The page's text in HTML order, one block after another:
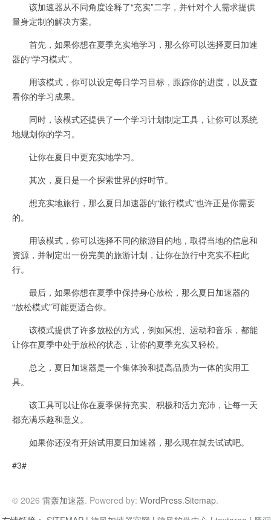
该加速器从不同角度诠释了“充实”二字，并针对个人需求提供
量身定制的解决方案。
首先，如果你想在夏季充实地学习，那么你可以选择夏日加速
器的“学习模式”。
用该模式，你可以设定每日学习目标，跟踪你的进度，以及查
看你的学习成果。
同时，该模式还提供了一个学习计划制定工具，让你可以系统
地规划你的学习。
让你在夏日中更充实地学习。
其次，夏日是一个探索世界的好时节。
想充实地旅行，那么夏日加速器的“旅行模式”也许正是你需要
的。
用该模式，你可以选择不同的旅游目的地，取得当地的信息和
资源，并制定出一份完美的旅游计划，让你在旅行中充实不枉此
行。
最后，如果你想在夏季中保持身心放松，那么夏日加速器的
“放松模式”可能更适合你。
该模式提供了许多放松的方式，例如冥想、运动和音乐，都能
让你在夏季中处于放松的状态，让你的夏季充实又轻松。
总之，夏日加速器是一个集体验和提高品质为一体的实用工
具。
该工具可以让你在夏季保持充实、积极和活力充沛，让每一天
都充满乐趣和意义。
如果你还没有开始试用夏日加速器，那么现在就去试试吧。
#3#
© 2026 雷轰加速器. Powered by: WordPress.Sitemap.